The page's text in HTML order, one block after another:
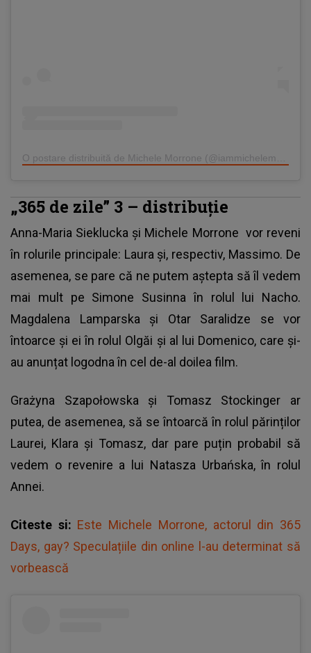
„365 de zile” 3 – distribuție
Anna-Maria Sieklucka și Michele Morrone vor reveni
în rolurile principale: Laura și, respectiv, Massimo. De
asemenea, se pare că ne putem aștepta să îl vedem
mai mult pe Simone Susinna în rolul lui Nacho.
Magdalena Lamparska și Otar Saralidze se vor
întoarce și ei în rolul Olgăi și al lui Domenico, care și-
au anunțat logodna în cel de-al doilea film.
Grażyna Szapołowska și Tomasz Stockinger ar
putea, de asemenea, să se întoarcă în rolul părinților
Laurei, Klara și Tomasz, dar pare puțin probabil să
vedem o revenire a lui Natasza Urbańska, în rolul
Annei.
Citeste si: Este Michele Morrone, actorul din 365
Days, gay? Speculațiile din online l-au determinat să
vorbească